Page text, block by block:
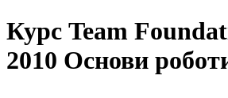
Курс Team
2010 Основи